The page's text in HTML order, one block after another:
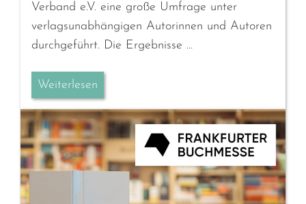
Verband e.V. eine große Umfrage unter
verlagsunabhängigen Autorinnen und Autoren
durchgeführt. Die Ergebnisse …
Weiterlesen